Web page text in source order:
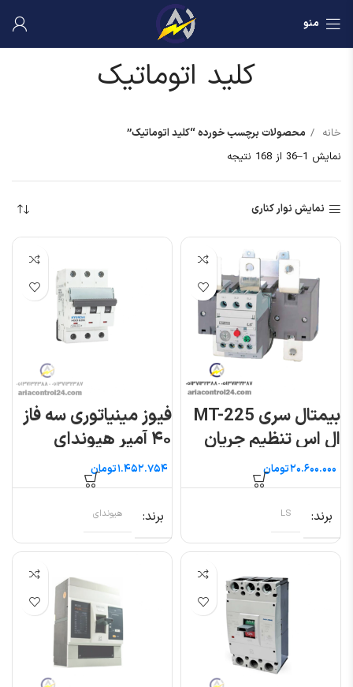
منو
کلید اتوماتیک
خانه
محصولات برچسب خورده “کلید اتوماتیک”
نمایش 1–36 از 168 نتیجه
نمایش نوار کناری
بیمتال سری MT-225
ال اس تنظیم جریان
۱۶۰ تا ۲۴۰
تومان
برند LS
فیوز مینیاتوری سه فاز
۴۰ آمپر هیوندای
تومان
برند هیوندای